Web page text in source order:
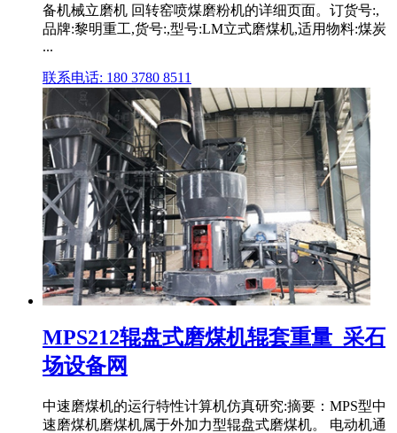
备机械立磨机 回转窑喷煤磨粉机的详细页面。订货号:,
品牌:黎明重工,货号:,型号:LM立式磨煤机,适用物料:煤炭
...
联系电话: 180 3780 8511
MPS212辊盘式磨煤机辊套重量_采石
场设备网
中速磨煤机的运行特性计算机仿真研究:摘要：MPS型中
速磨煤机磨煤机属于外加力型辊盘式磨煤机。 电动机通